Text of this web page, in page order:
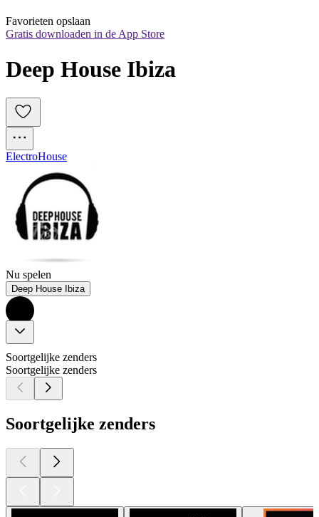
Favorieten opslaan
Gratis downloaden in de App Store
Deep House Ibiza
ElectroHouse
Nu spelen
Deep House Ibiza
Soortgelijke zenders
Soortgelijke zenders
Soortgelijke zenders